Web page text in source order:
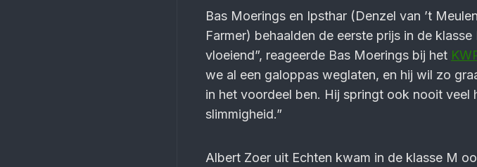
Bas Moerings en Ipsthar (Denzel van ’t
Farmer) behaalden de eerste prijs in de
vloeiend”, reageerde Bas Moerings bij het
we al een galoppas weglaten, en hij wil zo
in het voordeel ben. Hij springt ook nooit veel
slimmigheid.”
Albert Zoer uit Echten kwam in de klasse M